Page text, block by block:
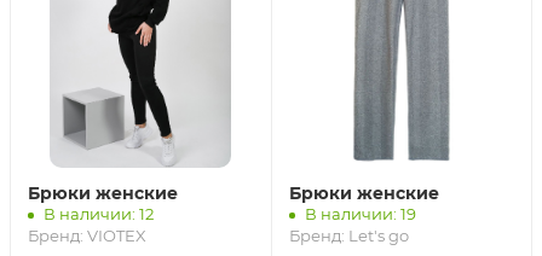
Брюки женские
В наличии: 12
Бренд: VIOTEX
Брюки женские
В наличии: 19
Бренд: Let's go